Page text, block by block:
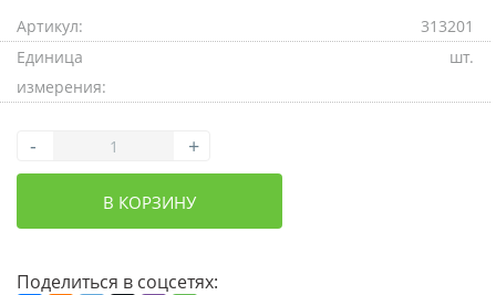
Артикул:
313201
Единица
измерения:
шт.
- +
В КОРЗИНУ
Поделиться в соцсетях: